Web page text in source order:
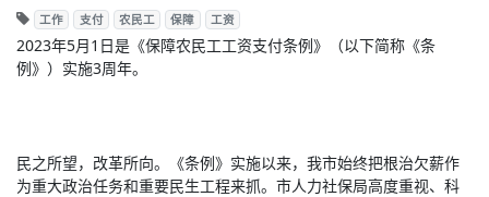
工作 支付 农民工 保障 工资
2023年5月1日是《保障农民工工资支付条例》（以下简称《条
例》）实施3周年。
民之所望，改革所向。《条例》实施以来，我市始终把根治欠薪作
为重大政治任务和重要民生工程来抓。市人力社保局高度重视、科